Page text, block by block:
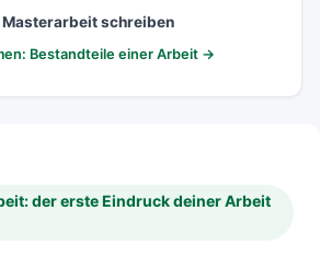
schreiben
Bestandteile einer Arbeit →
der erste Eindruck deiner Arbeit